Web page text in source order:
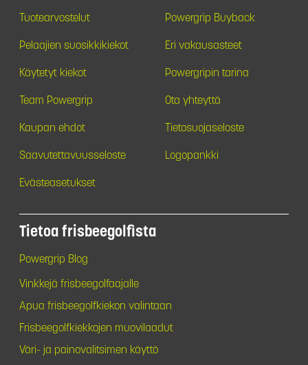
Tuotearvostelut Powergrip Buyback
Pelaajien suosikkikiekot Eri vakausasteet
Käytetyt kiekot Powergripin tarina
Team Powergrip Ota yhteyttä
Kaupan ehdot Tietosuojaseloste
Saavutettavuusseloste Logopankki
Evästeasetukset
Tietoa frisbeegolfista
Powergrip Blog
Vinkkejä frisbeegolfaajalle
Apua frisbeegolfkiekon valintaan
Frisbeegolfkiekkojen muovilaadut
Väri- ja painovalitsimen käyttö